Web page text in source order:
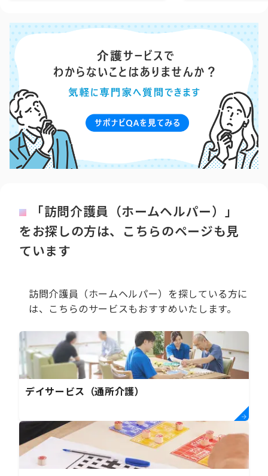
「訪問介護員（ホームヘルパー）」
をお探しの方は、こちらのページも見
ています
訪問介護員（ホームヘルパー）を探している方に
は、こちらのサービスもおすすめいたします。
デイサービス（通所介護）